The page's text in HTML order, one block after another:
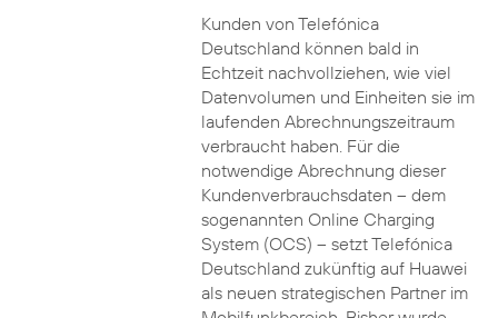
Kunden von Telefónica
Deutschland können bald in
Echtzeit nachvollziehen, wie viel
Datenvolumen und Einheiten sie im
laufenden Abrechnungszeitraum
verbraucht haben. Für die
notwendige Abrechnung dieser
Kundenverbrauchsdaten – dem
sogenannten Online Charging
System (OCS) – setzt Telefónica
Deutschland zukünftig auf Huawei
als neuen strategischen Partner im